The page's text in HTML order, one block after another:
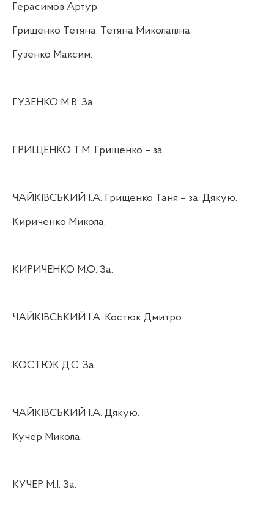
Герасимов Артур.
Грищенко Тетяна. Тетяна Миколаївна.
Гузенко Максим.
ГУЗЕНКО М.В. За.
ГРИЩЕНКО Т.М. Грищенко – за.
ЧАЙКІВСЬКИЙ І.А. Грищенко Таня – за. Дякую.
Кириченко Микола.
КИРИЧЕНКО М.О. За.
ЧАЙКІВСЬКИЙ І.А. Костюк Дмитро.
КОСТЮК Д.С. За.
ЧАЙКІВСЬКИЙ І.А. Дякую.
Кучер Микола.
КУЧЕР М.І. За.